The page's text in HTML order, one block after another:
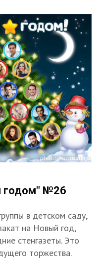
годом" №26
в детском саду,
на Новый год,
стенгазеты. Это
торжества.